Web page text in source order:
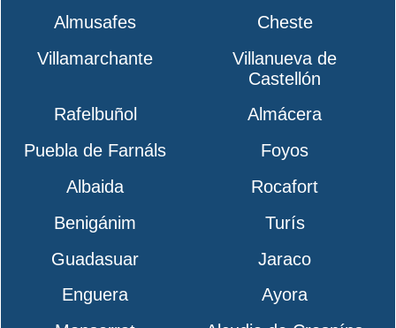
Almusafes
Cheste
Villamarchante
Villanueva de
Castellón
Rafelbuñol
Almácera
Puebla de Farnáls
Foyos
Albaida
Rocafort
Benigánim
Turís
Guadasuar
Jaraco
Enguera
Ayora